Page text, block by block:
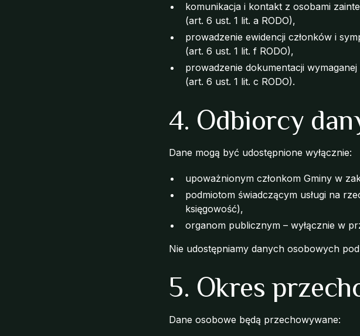
komunikacja i kontakt z osobami
(art. 6 ust. 1 lit. a RODO),
prowadzenie ewidencji członków i
(art. 6 ust. 1 lit. f RODO),
prowadzenie dokumentacji
(art. 6 ust. 1 lit. c RODO).
4. Odbiorcy
Dane mogą być udostępnione wyłącznie:
upoważnionym członkom Gminy w
podmiotom świadczącym usługi na
księgowość),
organom publicznym – wyłącznie w
Nie udostępniamy danych osobowych
5. Okres
Dane osobowe będą przechowywane: